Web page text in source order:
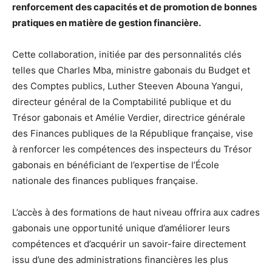
renforcement des capacités et de promotion de bonnes
pratiques en matière de gestion financière.
Cette collaboration, initiée par des personnalités clés
telles que Charles Mba, ministre gabonais du Budget et
des Comptes publics, Luther Steeven Abouna Yangui,
directeur général de la Comptabilité publique et du
Trésor gabonais et Amélie Verdier, directrice générale
des Finances publiques de la République française, vise
à renforcer les compétences des inspecteurs du Trésor
gabonais en bénéficiant de l’expertise de l’École
nationale des finances publiques française.
L’accès à des formations de haut niveau offrira aux cadres
gabonais une opportunité unique d’améliorer leurs
compétences et d’acquérir un savoir-faire directement
issu d’une des administrations financières les plus